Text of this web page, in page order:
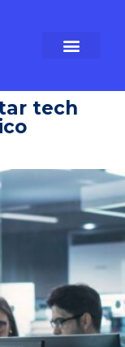
tech